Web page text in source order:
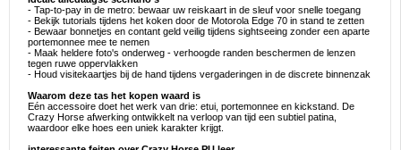
- Tap-to-pay in de metro: bewaar uw reiskaart in de sleuf voor snelle toegang
- Bekijk tutorials tijdens het koken door de Motorola Edge 70 in stand te zetten
- Bewaar bonnetjes en contant geld veilig tijdens sightseeing zonder een aparte
portemonnee mee te nemen
- Maak heldere foto's onderweg - verhoogde randen beschermen de lenzen
tegen ruwe oppervlakken
- Houd visitekaartjes bij de hand tijdens vergaderingen in de discrete binnenzak
Waarom deze tas het kopen waard is
Eén accessoire doet het werk van drie: etui, portemonnee en kickstand. De
Crazy Horse afwerking ontwikkelt na verloop van tijd een subtiel patina,
waardoor elke hoes een uniek karakter krijgt.